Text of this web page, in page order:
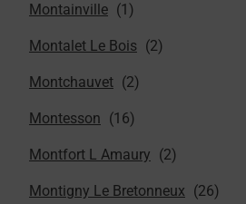
Montainville
Montalet Le Bois
Montchauvet
Montesson
Montfort L Amaury
Montigny Le Bretonneux